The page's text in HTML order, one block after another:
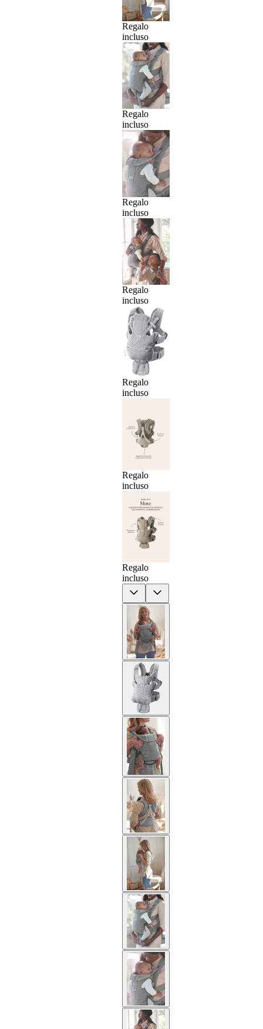
Regalo
incluso
Regalo
incluso
Regalo
incluso
Regalo
incluso
Regalo
incluso
Regalo
incluso
Regalo
incluso
Previous